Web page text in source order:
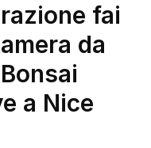
fai
da
a Nice